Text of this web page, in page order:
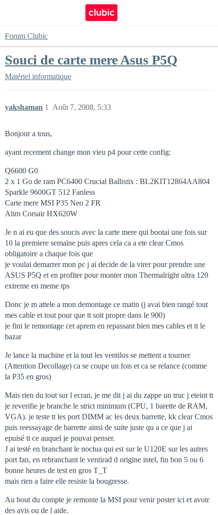
Forum Clubic
Souci de carte mere Asus P5Q
Matériel informatique
yakshaman Août 7, 2008, 5:33
1
Bonjour a tous,
ayant recement change mon vieu p4 pour cette config:
Q6600 G0
2 x 1 Go de ram PC6400 Crucial Ballistix : BL2KIT12864AA804
Sparkle 9600GT 512 Fanless
Carte mere MSI P35 Neo 2 FR
Alim Corsair HX620W
Je n ai eu que des soucis avec la carte mere qui bootai une fois sur
10 la premiere semaine puis apres cela ca a ete clear Cmos
obligatoire a chaque fois que
je voulai demarrer mon pc j ai decide de la virer pour prendre une
ASUS P5Q et en profiter pour monter mon Thermalright ultra 120
extreme en meme tps
Donc je m attele a mon demontage ce matin (j avai bien rangé tout
mes cable et tout pour que tt soit propre dans le 900)
je fini le remontage cet aprem en repassant bien mes cables et tt le
bazar
Je lance la machine et la tout les ventilos se mettent a tourner
(Attention Decollage) ca se coupe un fois et ca se relance (comme
la P35 en gros)
Mais rien du tout sur l ecran, je me dit j ai du zappe un truc j eteint tt
je reverifie je branche le strict minimum (CPU, 1 barette de RAM,
VGA). je teste tt les port DIMM ac les deux barrette, kk clear Cmos
puis reessayage de barrette ainsi de suite juste qu a ce que j ai
epuisé tt ce auquel je pouvai penser.
J ai testé en branchant le noctua qui est sur le U120E sur les autres
port fan, en rebranchant le ventirad d origine intel, fin bon 5 ou 6
bonne heures de test en gros T_T
mais rien a faire elle resiste la bougresse.
Au bout du compte je remonte la MSI pour venir poster ici et avoir
des avis ou de l aide.